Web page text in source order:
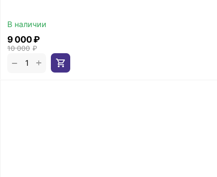
В наличии
10 000 ₽
9 000₽
+
−